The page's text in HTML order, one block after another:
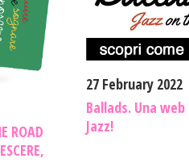
ROAD
27 February 2022
Ballads. Una
Jazz!